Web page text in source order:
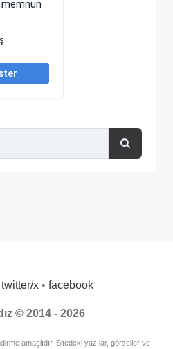
twitter/x• facebook
© 2014 - 2026
amaçlıdır. Sitedeki yazılar, görseller ve